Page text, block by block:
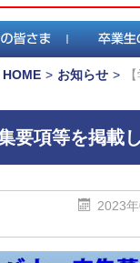
HOME > お知らせ >
要項等を掲載
2023